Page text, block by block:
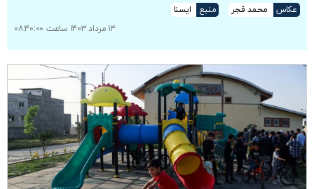
عکاس محمد قجر منبع
ایسنا
۱۴ مرداد ۱۴۰۳ ساعت ۰۸:۴۰:۰۰